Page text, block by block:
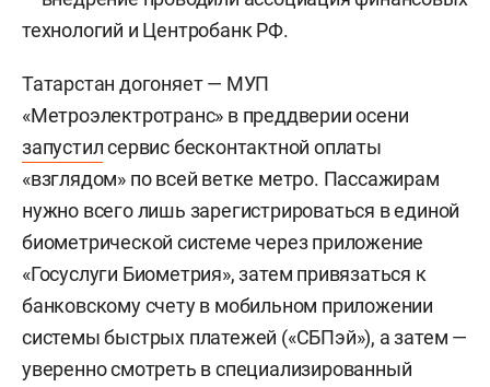
технологий и Центробанк РФ.
Татарстан догоняет — МУП
«Метроэлектротранс» в преддверии осени
запустилсервис бесконтактной оплаты
«взглядом» по всей ветке метро. Пассажирам
нужно всего лишь зарегистрироваться в единой
биометрической системе через приложение
«Госуслуги Биометрия», затем привязаться к
банковскому счету в мобильном приложении
системы быстрых платежей («СБПэй»), а затем —
уверенно смотреть в специализированный